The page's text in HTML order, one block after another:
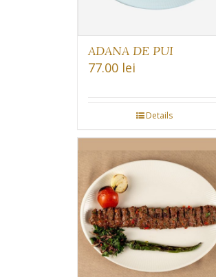
ADANA DE PUI
77.00 lei
Details